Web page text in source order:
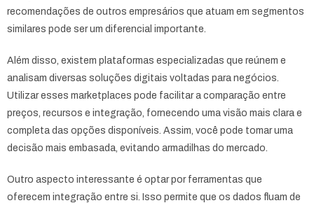
recomendações de outros empresários que atuam em segmentos
similares pode ser um diferencial importante.
Além disso, existem plataformas especializadas que reúnem e
analisam diversas soluções digitais voltadas para negócios.
Utilizar esses marketplaces pode facilitar a comparação entre
preços, recursos e integração, fornecendo uma visão mais clara e
completa das opções disponíveis. Assim, você pode tomar uma
decisão mais embasada, evitando armadilhas do mercado.
Outro aspecto interessante é optar por ferramentas que
oferecem integração entre si. Isso permite que os dados fluam de